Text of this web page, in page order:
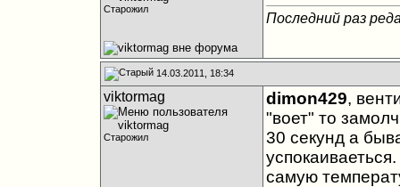
Старожил
Последний раз
14.03.2011, 18:34
viktormag
Старожил
dimon429,
"воет" то
30 секунд а
самую